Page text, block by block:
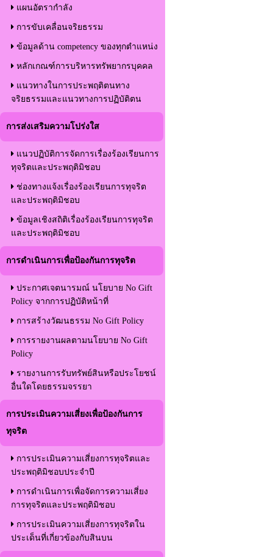
แผนอัตรากำลัง
การขับเคลื่อนจริยธรรม
ข้อมูลด้าน competency ของทุกตำแหน่ง
หลักเกณฑ์การบริหารทรัพยากรบุคคล
แนวทางในการประพฤติตนทาง
จริยธรรมและแนวทางการปฏิบัติตน
การส่งเสริมความโปร่งใส
แนวปฏิบัติการจัดการเรื่องร้องเรียนการ
ทุจริตและประพฤติมิชอบ
ช่องทางแจ้งเรื่องร้องเรียนการทุจริต
และประพฤติมิชอบ
ข้อมูลเชิงสถิติเรื่องร้องเรียนการทุจริต
และประพฤติมิชอบ
การดำเนินการเพื่อป้องกันการทุจริต
ประกาศเจตนารมณ์ นโยบาย No Gift
Policy จากการปฏิบัติหน้าที่
การสร้างวัฒนธรรม No Gift Policy
การรายงานผลตามนโยบาย No Gift
Policy
รายงานการรับทรัพย์สินหรือประโยชน์
อื่นใดโดยธรรมจรรยา
การประเมินความเสี่ยงเพื่อป้องกันการ
ทุจริต
การประเมินความเสี่ยงการทุจริตและ
ประพฤติมิชอบประจำปี
การดำเนินการเพื่อจัดการความเสี่ยง
การทุจริตและประพฤติมิชอบ
การประเมินความเสี่ยงการทุจริตใน
ประเด็นที่เกี่ยวข้องกับสินบน